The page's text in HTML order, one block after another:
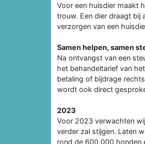
Voor een huisdier maakt
trouw. Een dier draagt bij
verzorgen van een
Samen helpen, samen
Na ontvangst van een
het behandeltarief van
betaling of bijdrage
wordt ook direct
2023
Voor 2023 verwachten
verder zal stijgen. Laten
rond de 600.000 honden